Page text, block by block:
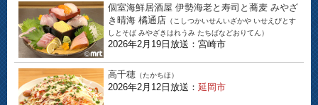
個室海鮮居酒屋 伊勢海老と寿司と蕎麦 みやざ
き晴海 橘通店 （こしつかいせんいざかや いせえびとす
しとそば みやざきはれうみ たちばなどおりてん）
2026年2月19日放送：宮崎市
高千穂 （たかちほ）
2026年2月12日放送： 延岡市